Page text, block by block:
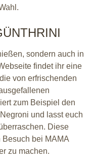
sondern auch in
findet ihr eine
von erfrischenden
zum Beispiel den
und lasst euch
Diese
Besuch bei MAMA
zu machen.